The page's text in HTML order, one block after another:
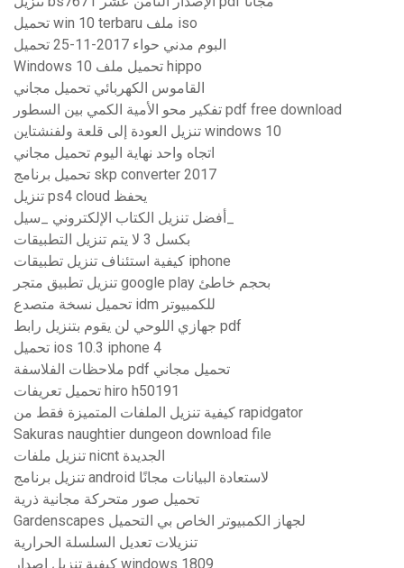
تحميل win 10 terbaru ملف iso
البوم مدني حواء 2017-11-25 تحميل
Windows 10 تحميل ملف hippo
القاموس الكهربائي تحميل مجاني
تفكير محو الأمية الكمي بين السطور pdf free download
تنزيل العودة إلى قلعة ولفنشتاين windows 10
اتجاه واحد نهاية اليوم تحميل مجاني
تحميل برنامج skp converter 2017
تنزيل ps4 cloud يحفظ
بكسل 3 لا يتم تنزيل التطبيقات
كيفية استئناف تنزيل تطبيقات iphone
تنزيل تطبيق متجر google play بحجم خاطئ
تحميل نسخة متصدع idm للكمبيوتر
جهازي اللوحي لن يقوم بتنزيل رابط pdf
تحميل ios 10.3 iphone 4
ملاحظات الفلاسفة pdf تحميل مجاني
تحميل تعريفات hiro h50191
كيفية تنزيل الملفات المتميزة فقط من rapidgator
Sakuras naughtier dungeon download file
تنزيل ملفات nicnt الجديدة
تنزيل برنامج android لاستعادة البيانات مجانًا
تحميل صور متحركة مجانية ذرية
Gardenscapes لجهاز الكمبيوتر الخاص بي التحميل
تنزيلات تعديل السلسلة الحرارية
كيفية تنزيل إصدار windows 1809